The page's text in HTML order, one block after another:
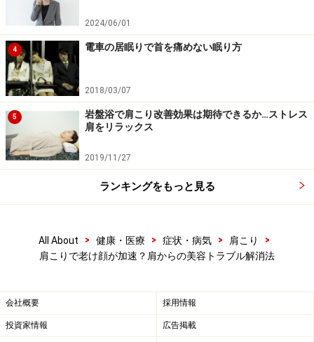
ルを1～2滴タオルにしみこませ、目の周りを中心にタオ
ルを置きます。緊張しやすい目の周りの筋肉をリラック
スさせるとともに、心もホッと和ませましょう。
NEAL'S YARD REMEDIES(ニールズヤードレメディー
ズ) エッセンシャルオイル ラベンダー 10ml
2024/06/01
4 電車の居眠りで首を痛めない眠り方
2018/03/07
5
岩盤浴で肩こり改善効果は期待できるか…ストレス
肩をリラックス
2019/11/27
ランキングをもっと見る
All About > 健康・医療 > 症状・病気 > 肩こり
>
肩こりで老け顔が加速？肩からの美容トラブル解消法
会社概要 採用情報
投資家情報 広告掲載